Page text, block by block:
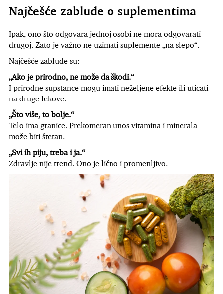
Najčešće zablude o suplementima
Ipak, ono što odgovara jednoj osobi ne mora odgovarati
drugoj. Zato je važno ne uzimati suplemente „na slepo“.
Najčešće zablude su:
„Ako je prirodno, ne može da škodi.“
I prirodne supstance mogu imati neželjene efekte ili uticati
na druge lekove.
„Što više, to bolje.“
Telo ima granice. Prekomeran unos vitamina i minerala
može biti štetan.
„Svi ih piju, treba i ja.“
Zdravlje nije trend. Ono je lično i promenljivo.